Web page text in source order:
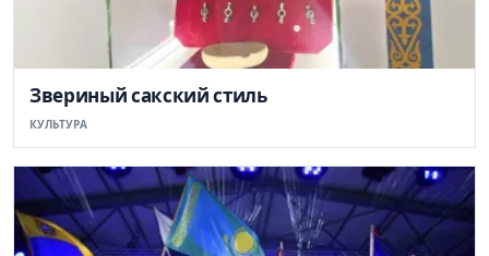
Звериный сакский стиль
КУЛЬТУРА